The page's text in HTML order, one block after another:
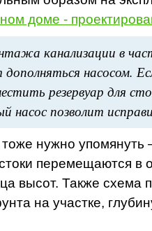
доме -
канализации в
насосом.
резервуар для
насос позволит
нужно упомянуть
перемещаются в
высот. Также схема
на участке,